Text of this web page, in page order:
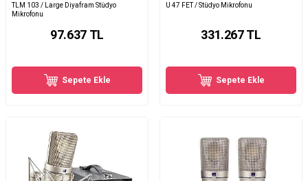
TLM 103 / Large Diyafram Stüdyo
Mikrofonu
97.637TL
Sepete Ekle
U 47 FET / Stüdyo Mikrofonu
331.267TL
Sepete Ekle